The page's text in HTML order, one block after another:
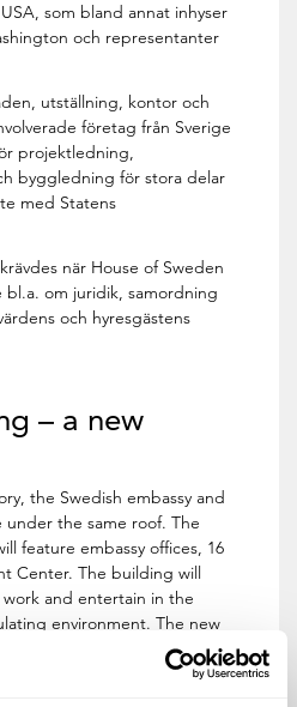
som bland annat inhyser
och representanter
utställning, kontor och
företag från Sverige
projektledning,
byggledning för stora delar
med Statens
när House of Sweden
om juridik, samordning
och hyresgästens
– a new
the Swedish embassy and
under the same roof. The
feature embassy offices, 16
Center. The building will
and entertain in the
environment. The new
on the banks of
heart of Washington DC.